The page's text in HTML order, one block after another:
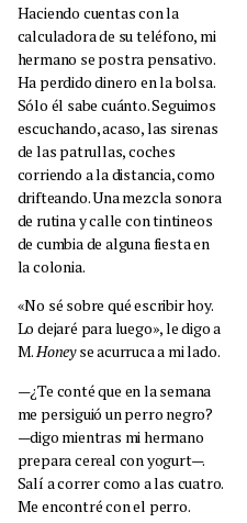
Haciendo cuentas con la
calculadora de su teléfono, mi
hermano se postra pensativo.
Ha perdido dinero en la bolsa.
Sólo él sabe cuánto. Seguimos
escuchando, acaso, las sirenas
de las patrullas, coches
corriendo a la distancia, como
drifteando. Una mezcla sonora
de rutina y calle con tintineos
de cumbia de alguna fiesta en
la colonia.
«No sé sobre qué escribir hoy.
Lo dejaré para luego», le digo a
M.Honeyse acurruca a mi lado.
—¿Te conté que en la semana
me persiguió un perro negro?
—digo mientras mi hermano
prepara cereal con yogurt—.
Salí a correr como a las cuatro.
Me encontré con el perro.